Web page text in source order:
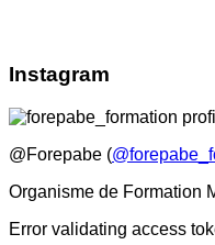
Instagram
@Forepabe (
Organisme de Formation
Error validating access